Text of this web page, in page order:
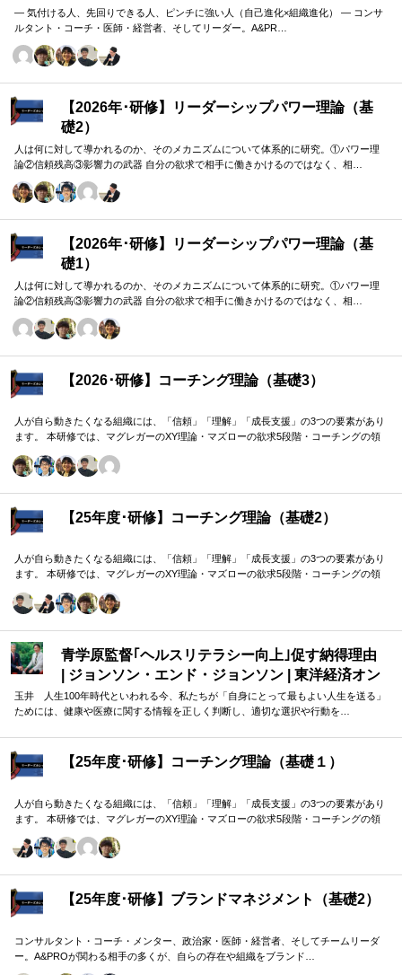
― 気付ける人、先回りできる人、ピンチに強い人（自己進化×組織進化） ― コンサ
ルタント・コーチ・医師・経営者、そしてリーダー。A&PR…
【2026年･研修】リーダーシップパワー理論（基
礎2）
人は何に対して導かれるのか、そのメカニズムについて体系的に研究。①パワー理
論②信頼残高③影響力の武器 自分の欲求で相手に働きかけるのではなく、相…
【2026年･研修】リーダーシップパワー理論（基
礎1）
人は何に対して導かれるのか、そのメカニズムについて体系的に研究。①パワー理
論②信頼残高③影響力の武器 自分の欲求で相手に働きかけるのではなく、相…
【2026･研修】コーチング理論（基礎3）
人が自ら動きたくなる組織には、「信頼」「理解」「成長支援」の3つの要素があり
ます。 本研修では、マグレガーのXY理論・マズローの欲求5段階・コーチングの領
を、実例を交えて深く学びます。 単なる知識の習得にとどまらず、現場で直面する
【25年度･研修】コーチング理論（基礎2）
人が自ら動きたくなる組織には、「信頼」「理解」「成長支援」の3つの要素があり
ます。 本研修では、マグレガーのXY理論・マズローの欲求5段階・コーチングの領
を、実例を交えて深く学びます。 単なる知識の習得にとどまらず、現場で直面する
青学原監督｢ヘルスリテラシー向上｣促す納得理由
| ジョンソン・エンド・ジョンソン | 東洋経済オン
ライン
玉井 人生100年時代といわれる今、私たちが「自身にとって最もよい人生を送る」
ためには、健康や医療に関する情報を正しく判断し、適切な選択や行動を…
【25年度･研修】コーチング理論（基礎１）
人が自ら動きたくなる組織には、「信頼」「理解」「成長支援」の3つの要素があり
ます。 本研修では、マグレガーのXY理論・マズローの欲求5段階・コーチングの領
を、実例を交えて深く学びます。 単なる知識の習得にとどまらず、現場で直面する
【25年度･研修】ブランドマネジメント（基礎2）
コンサルタント・コーチ・メンター、政治家・医師・経営者、そしてチームリーダ
ー。A&PROが関わる相手の多くが、自らの存在や組織をブランド…